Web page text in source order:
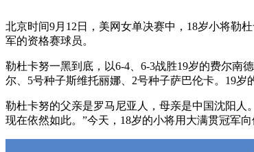
北京时间9月12日，美网女单决赛中，18岁小将勒
军的资格赛球员。
勒杜卡努一黑到底，以6-4、6-3战胜19岁的费尔南
尔、5号种子斯维托丽娜、2号种子萨巴伦卡。19岁
勒杜卡努的父亲是罗马尼亚人，母亲是中国沈阳人
现在依然如此。”今天，18岁的小将用大满贯冠军